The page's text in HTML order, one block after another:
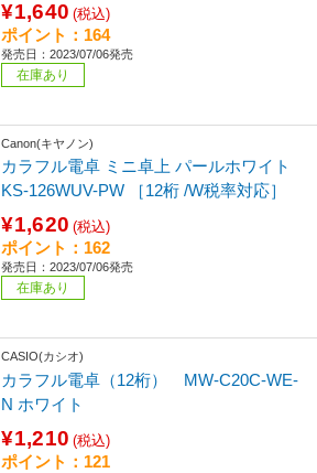
¥1,640 (税込)
ポイント：164
発売日：2023/07/06発売
在庫あり
Canon(キヤノン)
カラフル電卓 ミニ卓上 パールホワイト
KS-126WUV-PW ［12桁 /W税率対応］
¥1,620 (税込)
ポイント：162
発売日：2023/07/06発売
在庫あり
CASIO(カシオ)
カラフル電卓（12桁） MW-C20C-WE-
N ホワイト
¥1,210 (税込)
ポイント：121